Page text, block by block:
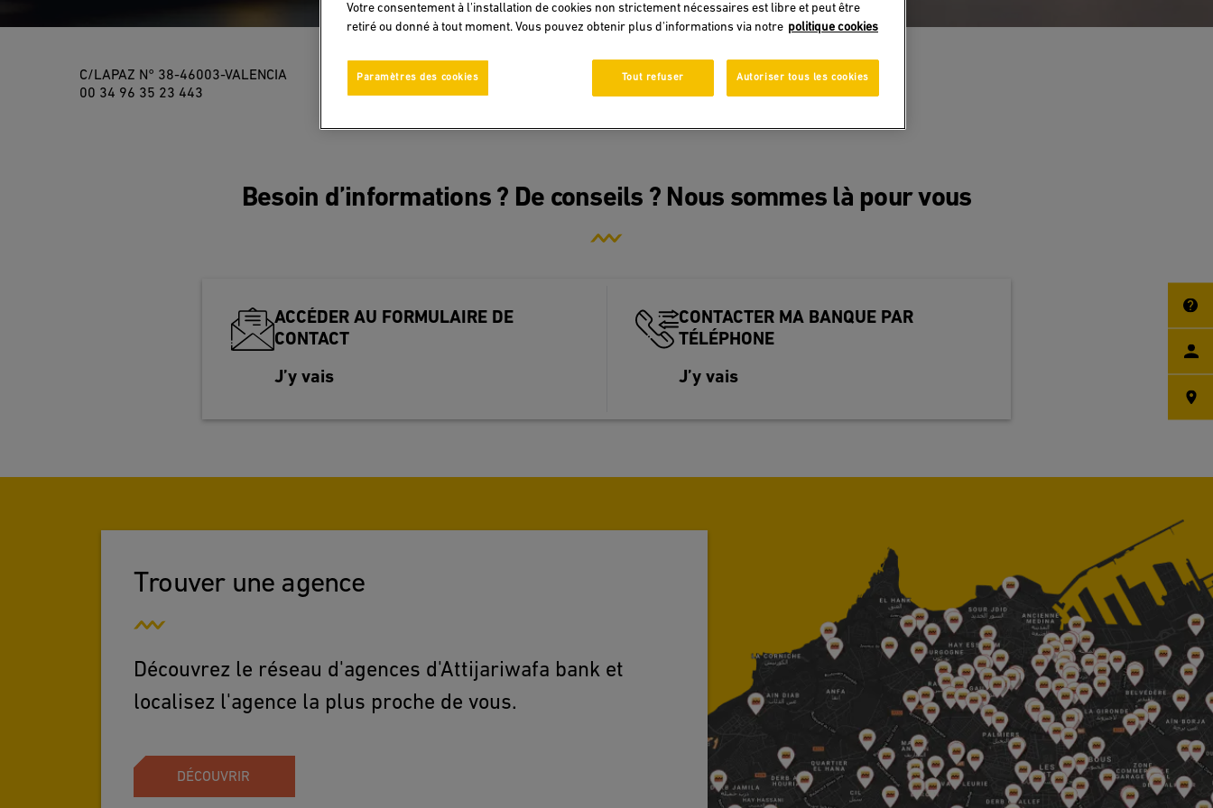
C/LAPAZ N° 38-46003-VALENCIA
00 34 96 35 23 443
Besoin d’informations ? De conseils ? Nous sommes là pour vous
ACCÉDER AU FORMULAIRE DE
CONTACT
J’y vais
CONTACTER MA BANQUE PAR
TÉLÉPHONE
J’y vais
Trouver une agence
Découvrez le réseau d'agences d'Attijariwafa bank et
localisez l'agence la plus proche de vous.
DÉCOUVRIR
Votre consentement à l'installation de cookies non strictement nécessaires est libre et peut être
retiré ou donné à tout moment. Vous pouvez obtenir plus d'informations via notre politique cookies
Tout refuser Autoriser tous les cookies
Paramètres des cookies